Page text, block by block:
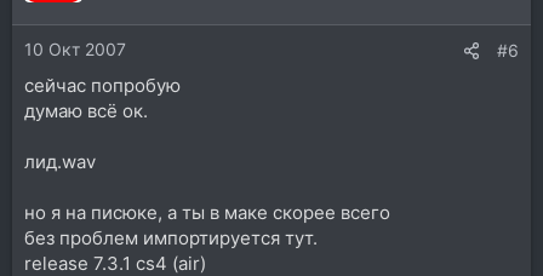
10 Окт 2007 #6
сейчас попробую
думаю всё ок.
лид.wav
но я на писюке, а ты в маке скорее всего
без проблем импортируется тут.
release 7.3.1 cs4 (air)